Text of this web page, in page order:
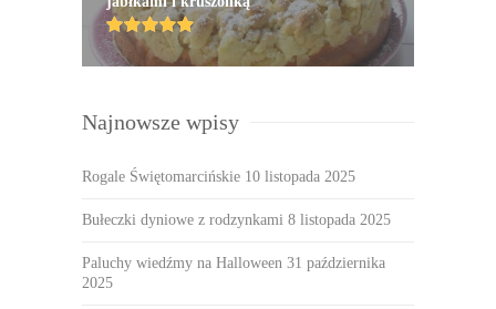
Najnowsze wpisy
Rogale Świętomarcińskie 10 listopada 2025
Bułeczki dyniowe z rodzynkami 8 listopada 2025
Paluchy wiedźmy na Halloween 31 października
2025